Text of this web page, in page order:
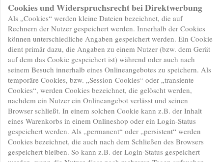
Cookies und Widerspruchsrecht bei Direktwerbung
Als „Cookies“ werden kleine Dateien bezeichnet, die auf
Rechnern der Nutzer gespeichert werden. Innerhalb der Cookies
können unterschiedliche Angaben gespeichert werden. Ein Cookie
dient primär dazu, die Angaben zu einem Nutzer (bzw. dem Gerät
auf dem das Cookie gespeichert ist) während oder auch nach
seinem Besuch innerhalb eines Onlineangebotes zu speichern. Als
temporäre Cookies, bzw. „Session-Cookies“ oder „transiente
Cookies“, werden Cookies bezeichnet, die gelöscht werden,
nachdem ein Nutzer ein Onlineangebot verlässt und seinen
Browser schließt. In einem solchen Cookie kann z.B. der Inhalt
eines Warenkorbs in einem Onlineshop oder ein Login-Status
gespeichert werden. Als „permanent“ oder „persistent“ werden
Cookies bezeichnet, die auch nach dem Schließen des Browsers
gespeichert bleiben. So kann z.B. der Login-Status gespeichert